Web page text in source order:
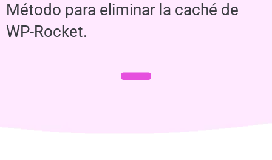
Método para eliminar la caché de
WP-Rocket.